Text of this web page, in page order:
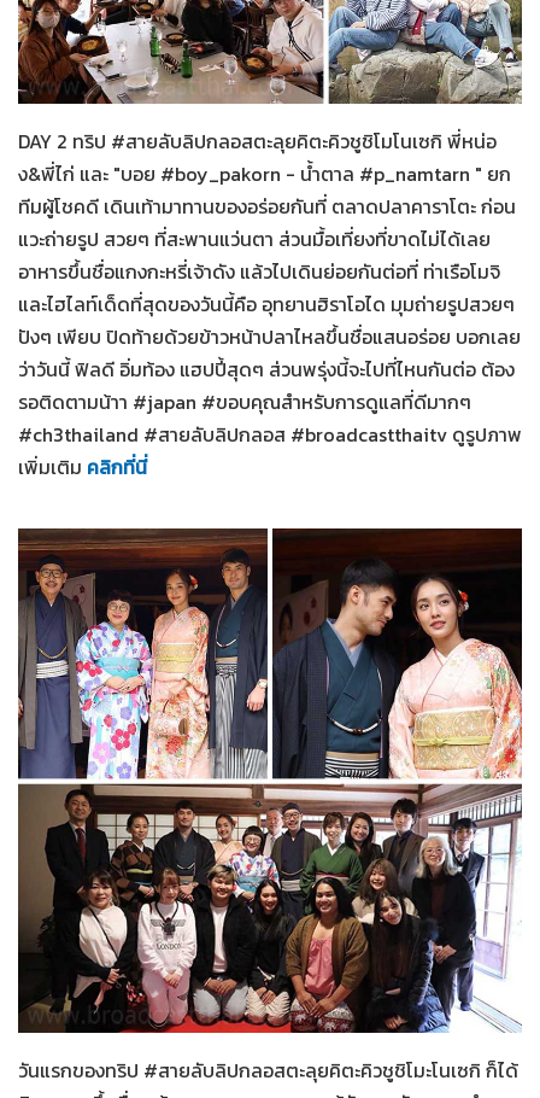
12-02-2566 สายลับลิปกลอส
DAY 2 ทริป #สายลับลิปกลอสตะลุยคิตะคิวชูชิโมโนเซกิ พี่หน่อ
ง&พี่ไก่ และ "บอย #boy_pakorn - น้ำตาล #p_namtarn " ยก
ทีมผู้โชคดี เดินเท้ามาทานของอร่อยกันที่ ตลาดปลาคาราโตะ ก่อน
แวะถ่ายรูป สวยๆ ที่สะพานแว่นตา ส่วนมื้อเที่ยงที่ขาดไม่ได้เลย
อาหารขึ้นชื่อแกงกะหรี่เจ้าดัง แล้วไปเดินย่อยกันต่อที่ ท่าเรือโมจิ
และไฮไลท์เด็ดที่สุดของวันนี้คือ อุทยานฮิราโอได มุมถ่ายรูปสวยๆ
ปังๆ เพียบ ปิดท้ายด้วยข้าวหน้าปลาไหลขึ้นชื่อแสนอร่อย บอกเลย
ว่าวันนี้ ฟิลดี อิ่มท้อง แฮปปี้สุดๆ ส่วนพรุ่งนี้จะไปที่ไหนกันต่อ ต้อง
รอติดตามน้าา #japan #ขอบคุณสำหรับการดูแลที่ดีมากๆ
#ch3thailand #สายลับลิปกลอส #broadcastthaitv ดูรูปภาพ
เพิ่มเติม คลิกที่นี่
10-02-2566 สายลับลิปกลอส
วันแรกของทริป #สายลับลิปกลอสตะลุยคิตะคิวชูชิโมะโนเซกิ ก็ได้